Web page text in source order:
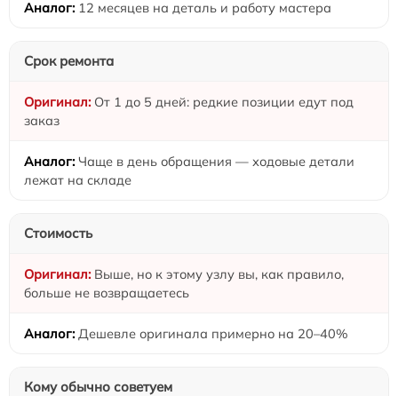
12 месяцев на деталь и работу мастера
Срок ремонта
От 1 до 5 дней: редкие позиции едут под
заказ
Чаще в день обращения — ходовые детали
лежат на складе
Стоимость
Выше, но к этому узлу вы, как правило,
больше не возвращаетесь
Дешевле оригинала примерно на 20–40%
Кому обычно советуем